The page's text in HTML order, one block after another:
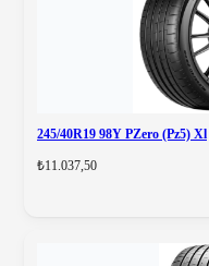
245/40R19 98Y PZero (Pz5) Xl
₺11.037,50